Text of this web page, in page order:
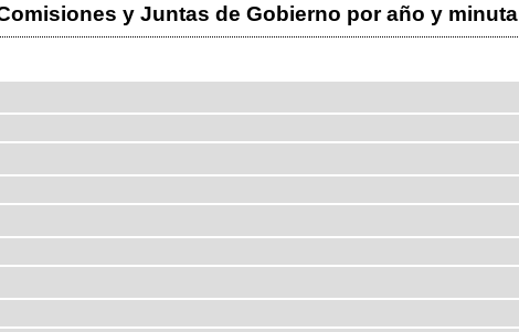
y Juntas de Gobierno por año y minuta